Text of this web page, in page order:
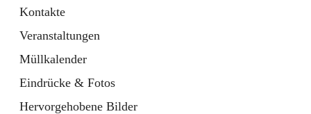
Kontakte
Veranstaltungen
Müllkalender
Eindrücke & Fotos
Hervorgehobene BilderHauptadresse